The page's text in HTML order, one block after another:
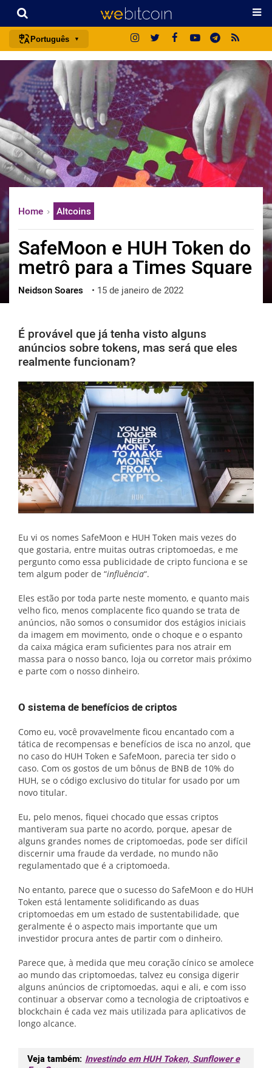
Português
português (BR)
english
español
français
italiano
deutsch
日本語
русский
العربية
ไทย
ქართული
vietnamese
Home Altcoins
SafeMoon e HUH Token do
metrô para a Times Square
Neidson Soares • 15 de janeiro de 2022
É provável que já tenha visto alguns
anúncios sobre tokens, mas será que eles
realmente funcionam?
Eu vi os nomes SafeMoon e HUH Token mais vezes do
que gostaria, entre muitas outras criptomoedas, e me
pergunto como essa publicidade de cripto funciona e se
tem algum poder de “influência“.
Eles estão por toda parte neste momento, e quanto mais
velho fico, menos complacente fico quando se trata de
anúncios, não somos o consumidor dos estágios iniciais
da imagem em movimento, onde o choque e o espanto
da caixa mágica eram suficientes para nos atrair em
massa para o nosso banco, loja ou corretor mais próximo
e parte com o nosso dinheiro.
O sistema de benefícios de criptos
Como eu, você provavelmente ficou encantado com a
tática de recompensas e benefícios de isca no anzol, que
no caso do HUH Token e SafeMoon, parecia ter sido o
caso. Com os gostos de um bônus de BNB de 10% do
HUH, se o código exclusivo do titular for usado por um
novo titular.
Eu, pelo menos, fiquei chocado que essas criptos
mantiveram sua parte no acordo, porque, apesar de
alguns grandes nomes de criptomoedas, pode ser difícil
discernir uma fraude da verdade, no mundo não
regulamentado que é a criptomoeda.
No entanto, parece que o sucesso do SafeMoon e do HUH
Token está lentamente solidificando as duas
criptomoedas em um estado de sustentabilidade, que
geralmente é o aspecto mais importante que um
investidor procura antes de partir com o dinheiro.
Parece que, à medida que meu coração cínico se amolece
ao mundo das criptomoedas, talvez eu consiga digerir
alguns anúncios de criptomoedas, aqui e ali, e com isso
continuar a observar como a tecnologia de criptoativos e
blockchain é cada vez mais utilizada para aplicativos de
longo alcance.
Veja também: Investindo em HUH Token, Sunflower e